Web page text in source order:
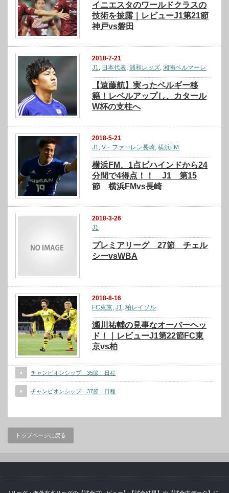
イニエスタのワールドクラスの
技術を披露｜レビューJ1第21節
神戸vs磐田
2018-7-21
J1
日本代表 ,浦和レッズ ,湘南ベルマーレ
【遠藤航】実ったベルギー移
籍！レベルアップし、カタール
W杯の支柱へ
2018-5-21
J1,V・ファーレン長崎,横浜FM
横浜FM、1点ビハインドから24
分間で4得点！！ J1 第15
節 横浜FMvs長崎
2018-3-26
J1
プレミアリーグ 27節 チェル
シーvsWBA
2018-8-16
FC東京,J1,柏レイソル
瀬川祐輔の見事なオーバーヘッ
ド！｜レビューJ1第22節FC東
京vs柏
チャンピオンシップ 35節 日程
チャンピオンシップ 37節 日程
トップページに戻る